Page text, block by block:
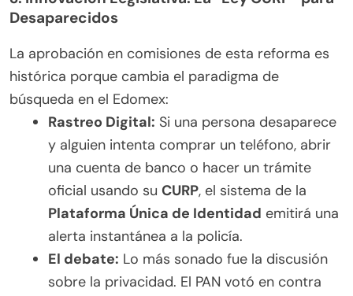
Desaparecidos
La aprobación en comisiones de esta reforma es
histórica porque cambia el paradigma de
búsqueda en el Edomex:
Rastreo Digital: Si una persona desaparece
y alguien intenta comprar un teléfono, abrir
una cuenta de banco o hacer un trámite
oficial usando su CURP, el sistema de la
Plataforma Única de Identidad emitirá una
alerta instantánea a la policía.
El debate: Lo más sonado fue la discusión
sobre la privacidad. El PAN votó en contra